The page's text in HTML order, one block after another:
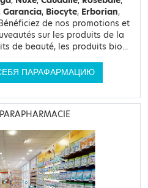
Garancia, Biocyte, Erborian,
de nos promotions et
sur les produits de la
de beauté, les produits bio...
ПАРАФАРМАЦИЮ